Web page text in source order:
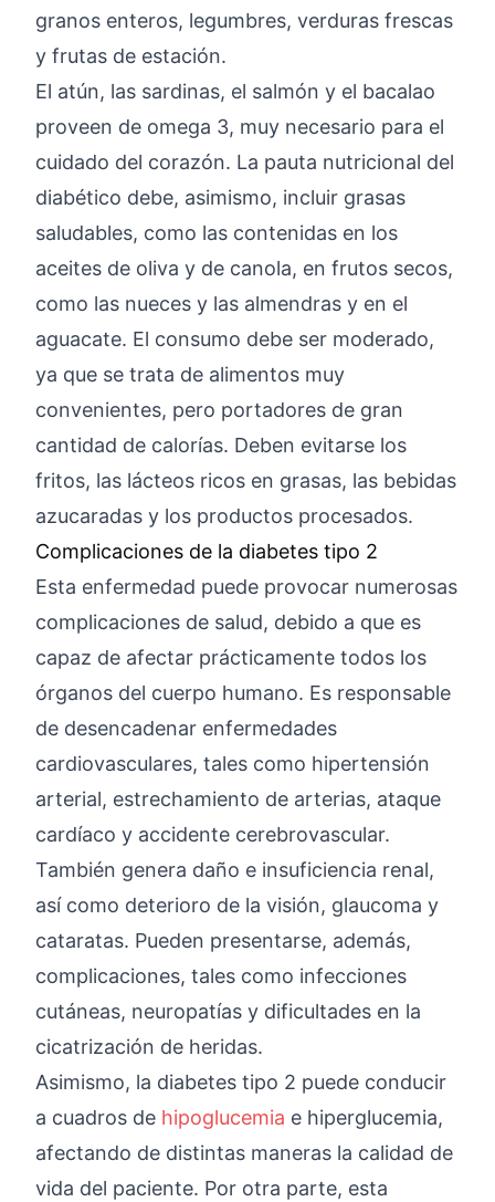
granos enteros, legumbres, verduras frescas
y frutas de estación.
El atún, las sardinas, el salmón y el bacalao
proveen de omega 3, muy necesario para el
cuidado del corazón. La pauta nutricional del
diabético debe, asimismo, incluir grasas
saludables, como las contenidas en los
aceites de oliva y de canola, en frutos secos,
como las nueces y las almendras y en el
aguacate. El consumo debe ser moderado,
ya que se trata de alimentos muy
convenientes, pero portadores de gran
cantidad de calorías. Deben evitarse los
fritos, las lácteos ricos en grasas, las bebidas
azucaradas y los productos procesados.
Complicaciones de la diabetes tipo 2
Esta enfermedad puede provocar numerosas
complicaciones de salud, debido a que es
capaz de afectar prácticamente todos los
órganos del cuerpo humano. Es responsable
de desencadenar enfermedades
cardiovasculares, tales como hipertensión
arterial, estrechamiento de arterias, ataque
cardíaco y accidente cerebrovascular.
También genera daño e insuficiencia renal,
así como deterioro de la visión, glaucoma y
cataratas. Pueden presentarse, además,
complicaciones, tales como infecciones
cutáneas, neuropatías y dificultades en la
cicatrización de heridas.
Asimismo, la diabetes tipo 2 puede conducir
a cuadros de hipoglucemia e hiperglucemia,
afectando de distintas maneras la calidad de
vida del paciente. Por otra parte, esta